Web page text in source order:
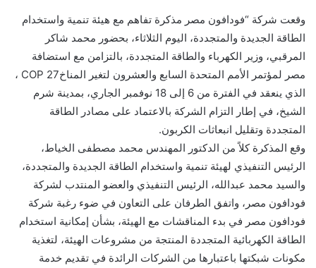
وقعت شركة “فودافون مصر مذكرة تفاهم مع هيئة تنمية واستخدام
الطاقة الجديدة والمتجددة، اليوم الثلاثاء، بحضور محمد شاكر
المرقبي، وزير الكهرباء والطاقة المتجددة، بالتزامن مع استضافة
مصر لمؤتمر الأمم المتحدة السابع والعشرون لتغير المناخCOP 27 ،
الذي ينعقد في الفترة من 6 إلى 18 نوفمبر الجاري، بمدينة شرم
الشيخ، في إطار التزام الشركة بالاعتماد على مصادر الطاقة
المتجددة وتقليل انبعاثات الكربون.
وقع المذكرة كلاً من الدكتور المهندس محمد مصطفى الخياط،
الرئيس التنفيذي لهيئة تنمية واستخدام الطاقة الجديدة والمتجددة،
والسيد محمد عبدالله، الرئيس التنفيذي والعضو المنتدب لشركة
فودافون مصر، واتفق الطرفان على التعاون في ضوء رغبة شركة
فودافون مصر في بدء المناقشات مع الهيئة، بشأن إمكانية استخدام
الطاقة الكهربائية المتجددة المنتجة من مشروعات الهيئة، لتغذية
مكونات شبكتها باعتبارها من الشركات الرائدة في تقديم خدمة